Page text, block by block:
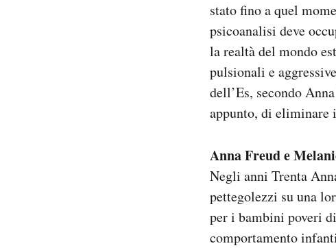
stato fino a quel
psicoanalisi deve
la realtà del mondo
pulsionali e
dell’Es, secondo
appunto, di eliminare
Anna Freud e
Negli anni Trenta
pettegolezzi su una
per i bambini poveri
comportamento